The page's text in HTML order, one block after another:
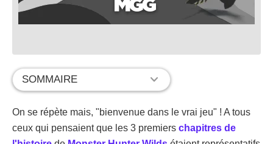
SOMMAIRE
On se répète mais, "bienvenue dans le vrai jeu" ! A tous
ceux qui pensaient que les 3 premiers chapitres de